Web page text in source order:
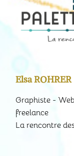
Elsa ROHRER
Graphiste -
freelance
La rencontre